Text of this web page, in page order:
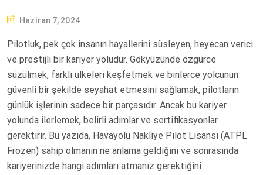
P
S
T
E
D
O
N
Haziran 7, 2024
Pilotluk, pek çok insanın hayallerini süsleyen, heyecan verici
ve prestijli bir kariyer yoludur. Gökyüzünde özgürce
süzülmek, farklı ülkeleri keşfetmek ve binlerce yolcunun
güvenli bir şekilde seyahat etmesini sağlamak, pilotların
günlük işlerinin sadece bir parçasıdır. Ancak bu kariyer
yolunda ilerlemek, belirli adımlar ve sertifikasyonlar
gerektirir. Bu yazıda, Havayolu Nakliye Pilot Lisansı (ATPL
Frozen) sahip olmanın ne anlama geldiğini ve sonrasında
kariyerinizde hangi adımları atmanız gerektiğini